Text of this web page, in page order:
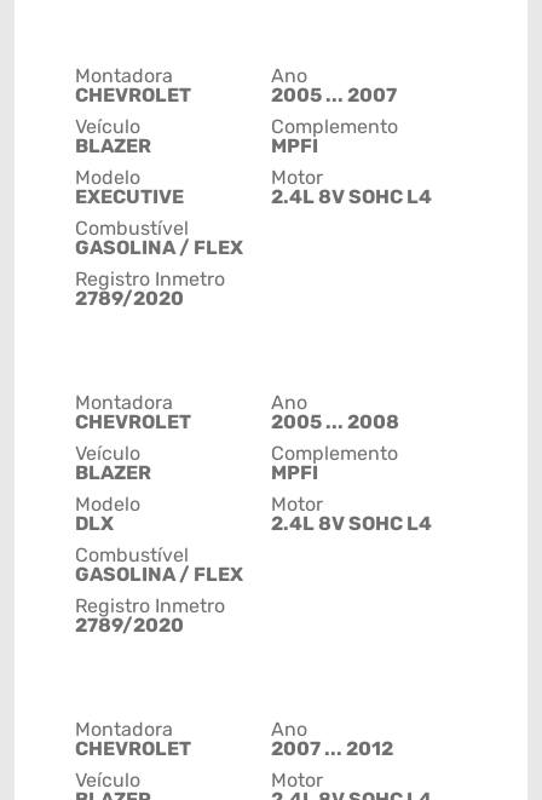
Montadora
CHEVROLET
Veículo
BLAZER
Modelo
EXECUTIVE
Ano
2005 ... 2007
Complemento
MPFI
Motor
2.4L 8V SOHC L4
Combustível
GASOLINA / FLEX
Registro Inmetro
2789/2020
Montadora
CHEVROLET
Veículo
BLAZER
Modelo
DLX
Ano
2005 ... 2008
Complemento
MPFI
Motor
2.4L 8V SOHC L4
Combustível
GASOLINA / FLEX
Registro Inmetro
2789/2020
Montadora
CHEVROLET
Veículo
Ano
2007 ... 2012
Motor